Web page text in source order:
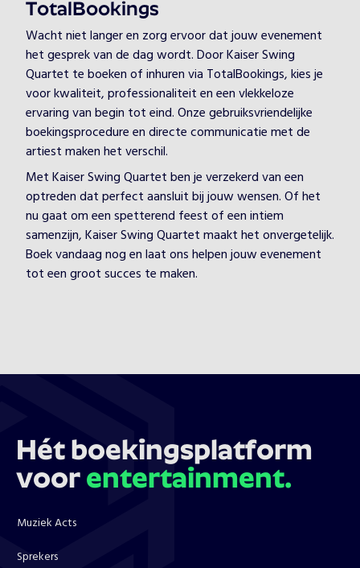
TotalBookings
Wacht niet langer en zorg ervoor dat jouw evenement
het gesprek van de dag wordt. Door Kaiser Swing
Quartet te boeken of inhuren via TotalBookings, kies je
voor kwaliteit, professionaliteit en een vlekkeloze
ervaring van begin tot eind. Onze gebruiksvriendelijke
boekingsprocedure en directe communicatie met de
artiest maken het verschil.
Met Kaiser Swing Quartet ben je verzekerd van een
optreden dat perfect aansluit bij jouw wensen. Of het
nu gaat om een spetterend feest of een intiem
samenzijn, Kaiser Swing Quartet maakt het onvergetelijk.
Boek vandaag nog en laat ons helpen jouw evenement
tot een groot succes te maken.
Hét boekingsplatform
voor entertainment.
Muziek Acts
Sprekers